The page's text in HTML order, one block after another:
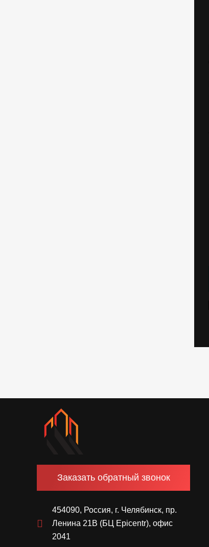
Заказать обратный звонок
454090, Россия, г. Челябинск, пр.
Ленина 21В (БЦ Epicentr), офис
2041